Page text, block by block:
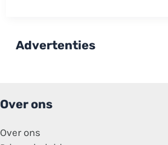
spoorloos
na
Advertenties
Over ons
Over ons